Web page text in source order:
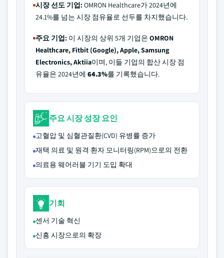
시장 선도 기업:OMRON Healthcare가 2024년에
24.1%를 넘는 시장 점유율로 선두를 차지했습니다.
주요 기업: 이 시장의 상위 5개 기업은 OMRON
Healthcare, Fitbit (Google), Apple, Samsung
Electronics, Aktiia이며, 이들 기업의 합산 시장 점
유율은 2024년에 64.3%를 기록했습니다.
주요 시장 성장 요인
고혈압 및 심혈관질환(CVD) 유병률 증가
재택 의료 및 원격 환자 모니터링(RPM)으로의 전환
의료용 웨어러블 기기 도입 확대
기회
센서 기술 혁신
신흥 시장으로의 확장